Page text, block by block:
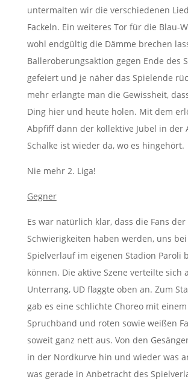
untermalten wir die verschiedenen
Fackeln. Ein weiteres Tor für die Blau-
wohl endgültig die Dämme brechen
Balleroberungsaktion gegen Ende des
gefeiert und je näher das Spielende
mehr erlangte man die Gewissheit,
Ding hier und heute holen. Mit dem
Abpfiff dann der kollektive Jubel in der
Schalke ist wieder da, wo es hingehört.
Nie mehr 2. Liga!
Gegner
Es war natürlich klar, dass die Fans der
Schwierigkeiten haben werden, uns
Spielverlauf im eigenen Stadion Paroli
können. Die aktive Szene verteilte sich
Unterrang, UD flaggte oben an. Zum
gab es eine schlichte Choreo mit
Spruchband und roten sowie weißen
soweit ganz nett aus. Von den
in der Nordkurve hin und wieder was
was gerade in Anbetracht des